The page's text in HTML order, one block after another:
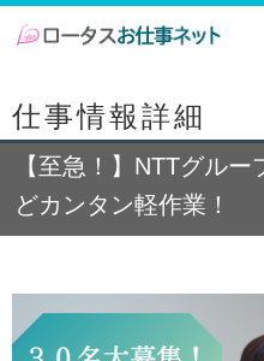
仕事情報詳細
【至急！】NTTグル
どカンタン軽作業！